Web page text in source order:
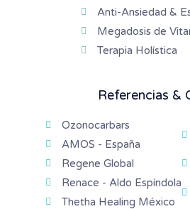
Anti-Ansiedad &
Megadosis de
Terapia Holística
Referencias &
Ozonocarbars
AMOS - España
Regene Global
Renace - Aldo Espíndola
Thetha Healing México